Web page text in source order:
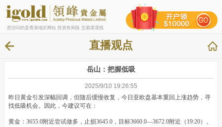
您访问的是香港地区网站 投资有风险 交易需谨慎
直播观点
岳山：把握低吸
2025/9/10 19:26:55
昨日黄金引发深幅回调，但随后缓慢收复，今日亚欧盘基本重回上涨趋势，寻
找低吸机会。因此，今建议可在：
黄金：3655.0附近尝试做多，止损3645.0，目标3660.0—3672.0附近（19:20）。